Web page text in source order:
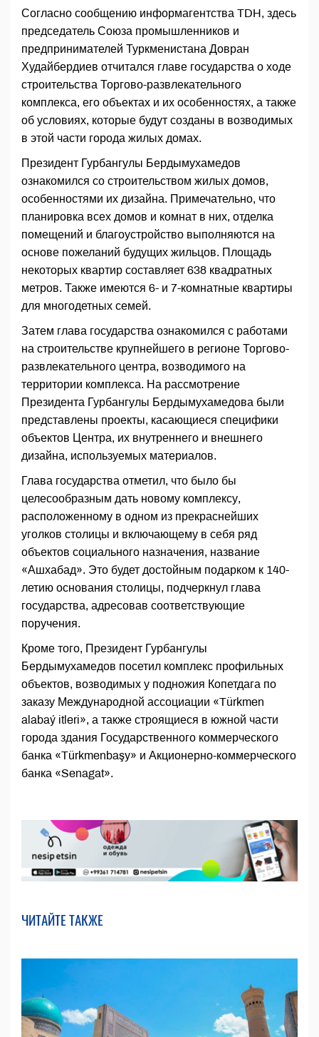
Согласно сообщению информагентства TDH, здесь
председатель Союза промышленников и
предпринимателей Туркменистана Довран
Худайбердиев отчитался главе государства о ходе
строительства Торгово-развлекательного
комплекса, его объектах и их особенностях, а также
об условиях, которые будут созданы в возводимых
в этой части города жилых домах.
Президент Гурбангулы Бердымухамедов
ознакомился со строительством жилых домов,
особенностями их дизайна. Примечательно, что
планировка всех домов и комнат в них, отделка
помещений и благоустройство выполняются на
основе пожеланий будущих жильцов. Площадь
некоторых квартир составляет 638 квадратных
метров. Также имеются 6- и 7-комнатные квартиры
для многодетных семей.
Затем глава государства ознакомился с работами
на строительстве крупнейшего в регионе Торгово-
развлекательного центра, возводимого на
территории комплекса. На рассмотрение
Президента Гурбангулы Бердымухамедова были
представлены проекты, касающиеся специфики
объектов Центра, их внутреннего и внешнего
дизайна, используемых материалов.
Глава государства отметил, что было бы
целесообразным дать новому комплексу,
расположенному в одном из прекраснейших
уголков столицы и включающему в себя ряд
объектов социального назначения, название
«Ашхабад». Это будет достойным подарком к 140-
летию основания столицы, подчеркнул глава
государства, адресовав соответствующие
поручения.
Кроме того, Президент Гурбангулы
Бердымухамедов посетил комплекс профильных
объектов, возводимых у подножия Копетдага по
заказу Международной ассоциации «Türkmen
alabaý itleri», а также строящиеся в южной части
города здания Государственного коммерческого
банка «Türkmenbaşy» и Акционерно-коммерческого
банка «Senagat».
ЧИТАЙТЕ ТАКЖЕ